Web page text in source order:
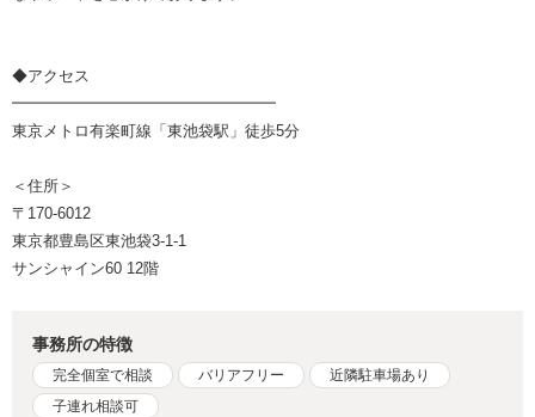
◆アクセス
━━━━━━━━━━━━━━━━━
東京メトロ有楽町線「東池袋駅」徒歩5分
＜住所＞
〒170-6012
東京都豊島区東池袋3-1-1
サンシャイン60 12階
事務所の特徴
完全個室で相談 バリアフリー
近隣駐車場あり
子連れ相談可